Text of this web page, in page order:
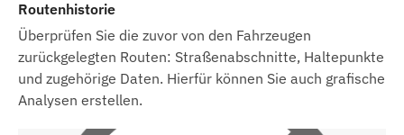
Routenhistorie
Überprüfen Sie die zuvor von den Fahrzeugen
zurückgelegten Routen: Straßenabschnitte, Haltepunkte
und zugehörige Daten. Hierfür können Sie auch grafische
Analysen erstellen.